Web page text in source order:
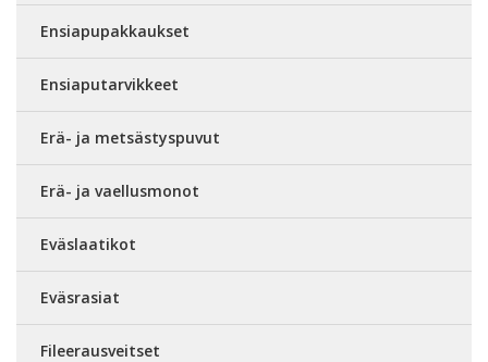
Ensiapupakkaukset
Ensiaputarvikkeet
Erä- ja metsästyspuvut
Erä- ja vaellusmonot
Eväslaatikot
Eväsrasiat
Fileerausveitset